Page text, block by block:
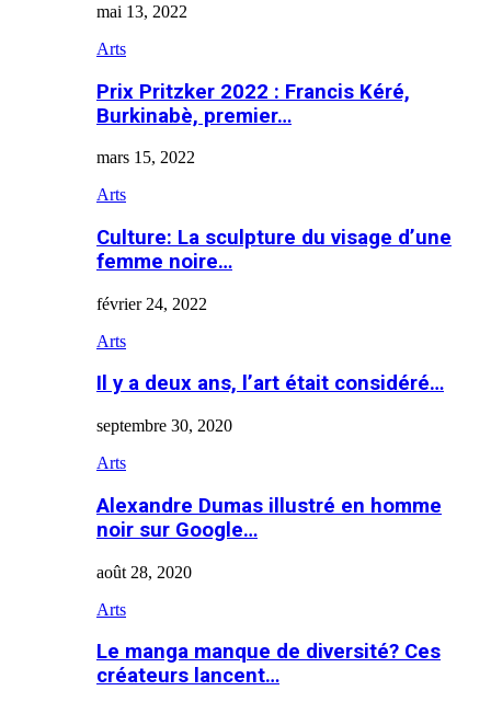
mai 13, 2022
Arts
Prix Pritzker 2022 : Francis Kéré,
Burkinabè, premier…
mars 15, 2022
Arts
Culture: La sculpture du visage d’une
femme noire…
février 24, 2022
Arts
Il y a deux ans, l’art était considéré…
septembre 30, 2020
Arts
Alexandre Dumas illustré en homme
noir sur Google…
août 28, 2020
Arts
Le manga manque de diversité? Ces
créateurs lancent…